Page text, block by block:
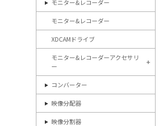
モニター&レコーダー
モニター&レコーダー
XDCAMドライブ
モニター&レコーダーアクセサリ
ー
コンバーター
映像分配器
映像分割器